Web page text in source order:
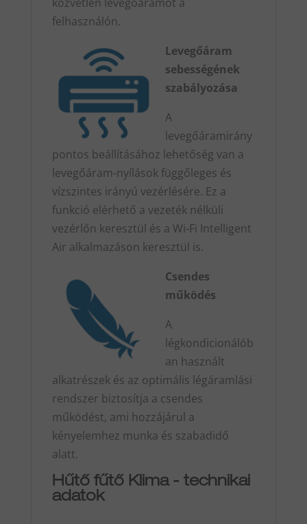
felhasználón.
Levegőáram
sebességének
szabályozása
A
levegőáramirány
pontos beállításához lehetőség van a
levegőáram-nyílások függőleges és
vízszintes irányú vezérlésére. Ez a
funkció elérhető a vezeték nélküli
vezérlőn keresztül és a Wi-Fi Intelligent
Air alkalmazáson keresztül is.
Csendes
működés
A
légkondicionálób
an használt
alkatrészek és az optimális légáramlási
rendszer biztosítja a csendes
működést, ami hozzájárul a
kényelemhez munka és szabadidő
alatt.
Hűtő fűtő Klima - technikai
adatok